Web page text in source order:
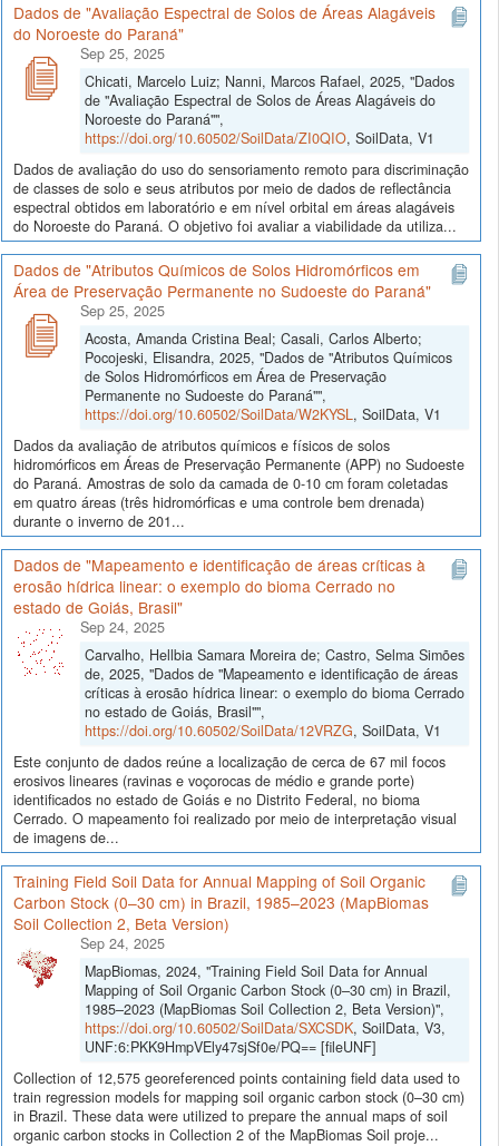
Dados de "Avaliação Espectral de Solos de Áreas Alagáveis
do Noroeste do Paraná"
Sep 25, 2025
Chicati, Marcelo Luiz; Nanni, Marcos Rafael, 2025, "Dados
de "Avaliação Espectral de Solos de Áreas Alagáveis do
Noroeste do Paraná"",
https://doi.org/10.60502/SoilData/ZI0QIO, SoilData, V1
Dados de avaliação do uso do sensoriamento remoto para discriminação
de classes de solo e seus atributos por meio de dados de reflectância
espectral obtidos em laboratório e em nível orbital em áreas alagáveis
do Noroeste do Paraná. O objetivo foi avaliar a viabilidade da utiliza...
Dados de "Atributos Químicos de Solos Hidromórficos em
Área de Preservação Permanente no Sudoeste do Paraná"
Sep 25, 2025
Acosta, Amanda Cristina Beal; Casali, Carlos Alberto;
Pocojeski, Elisandra, 2025, "Dados de "Atributos Químicos
de Solos Hidromórficos em Área de Preservação
Permanente no Sudoeste do Paraná"",
https://doi.org/10.60502/SoilData/W2KYSL, SoilData, V1
Dados da avaliação de atributos químicos e físicos de solos
hidromórficos em Áreas de Preservação Permanente (APP) no Sudoeste
do Paraná. Amostras de solo da camada de 0-10 cm foram coletadas
em quatro áreas (três hidromórficas e uma controle bem drenada)
durante o inverno de 201...
Dados de "Mapeamento e identificação de áreas críticas à
erosão hídrica linear: o exemplo do bioma Cerrado no
estado de Goiás, Brasil"
Sep 24, 2025
Carvalho, Hellbia Samara Moreira de; Castro, Selma Simões
de, 2025, "Dados de "Mapeamento e identificação de áreas
críticas à erosão hídrica linear: o exemplo do bioma Cerrado
no estado de Goiás, Brasil"",
https://doi.org/10.60502/SoilData/12VRZG, SoilData, V1
Este conjunto de dados reúne a localização de cerca de 67 mil focos
erosivos lineares (ravinas e voçorocas de médio e grande porte)
identificados no estado de Goiás e no Distrito Federal, no bioma
Cerrado. O mapeamento foi realizado por meio de interpretação visual
de imagens de...
Training Field Soil Data for Annual Mapping of Soil Organic
Carbon Stock (0–30 cm) in Brazil, 1985–2023 (MapBiomas
Soil Collection 2, Beta Version)
Sep 24, 2025
MapBiomas, 2024, "Training Field Soil Data for Annual
Mapping of Soil Organic Carbon Stock (0–30 cm) in Brazil,
1985–2023 (MapBiomas Soil Collection 2, Beta Version)",
https://doi.org/10.60502/SoilData/SXCSDK, SoilData, V3,
UNF:6:PKK9HmpVEly47sjSf0e/PQ== [fileUNF]
Collection of 12,575 georeferenced points containing field data used to
train regression models for mapping soil organic carbon stock (0–30 cm)
in Brazil. These data were utilized to prepare the annual maps of soil
organic carbon stocks in Collection 2 of the MapBiomas Soil proje...